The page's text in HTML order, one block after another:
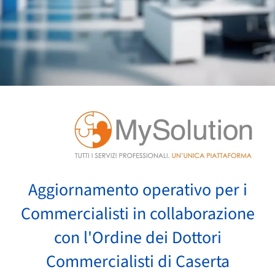
Aggiornamento operativo per i
Commercialisti in collaborazione
con l'Ordine dei Dottori
Commercialisti di Caserta